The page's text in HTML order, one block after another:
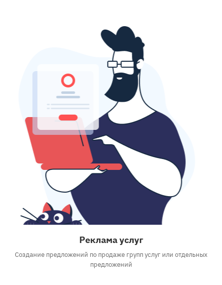
Реклама услуг
Создание предложений по продаже групп услуг или отдельных
предложений